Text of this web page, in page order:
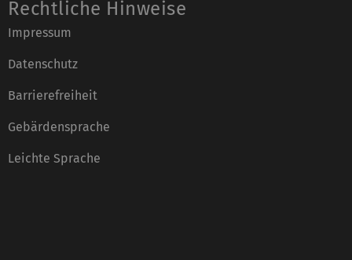
Rechtliche Hinweise
Impressum
Datenschutz
Barrierefreiheit
Gebärdensprache
Leichte Sprache